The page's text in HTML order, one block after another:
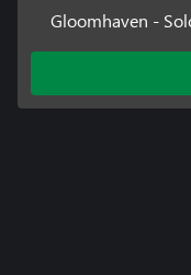
Gloomhaven -